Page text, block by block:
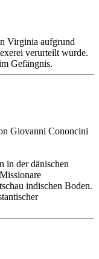
Virginia aufgrund
verurteilt wurde.
Gefängnis.
Giovanni Cononcini
in der dänischen
indischen Boden.